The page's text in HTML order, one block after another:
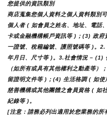
您提供的資訊類別
商店蒐集您個人資料之個人資料類別
個人者 ( 如會員之姓名、地址、電話
卡或金融機構帳戶資訊等 )；(3) 政
一證號、稅籍編號、護照號碼等 )。
年月日、尺寸等 )。3.社會情況 – (1)
（如所有或具有其他權利之動產等
留證明文件等 )；(4) 生活格調 ( 如
慈善機構或其他團體之會員資格 ( 如
紀錄等 )。
[注意：請務必列出適用於您業務的所